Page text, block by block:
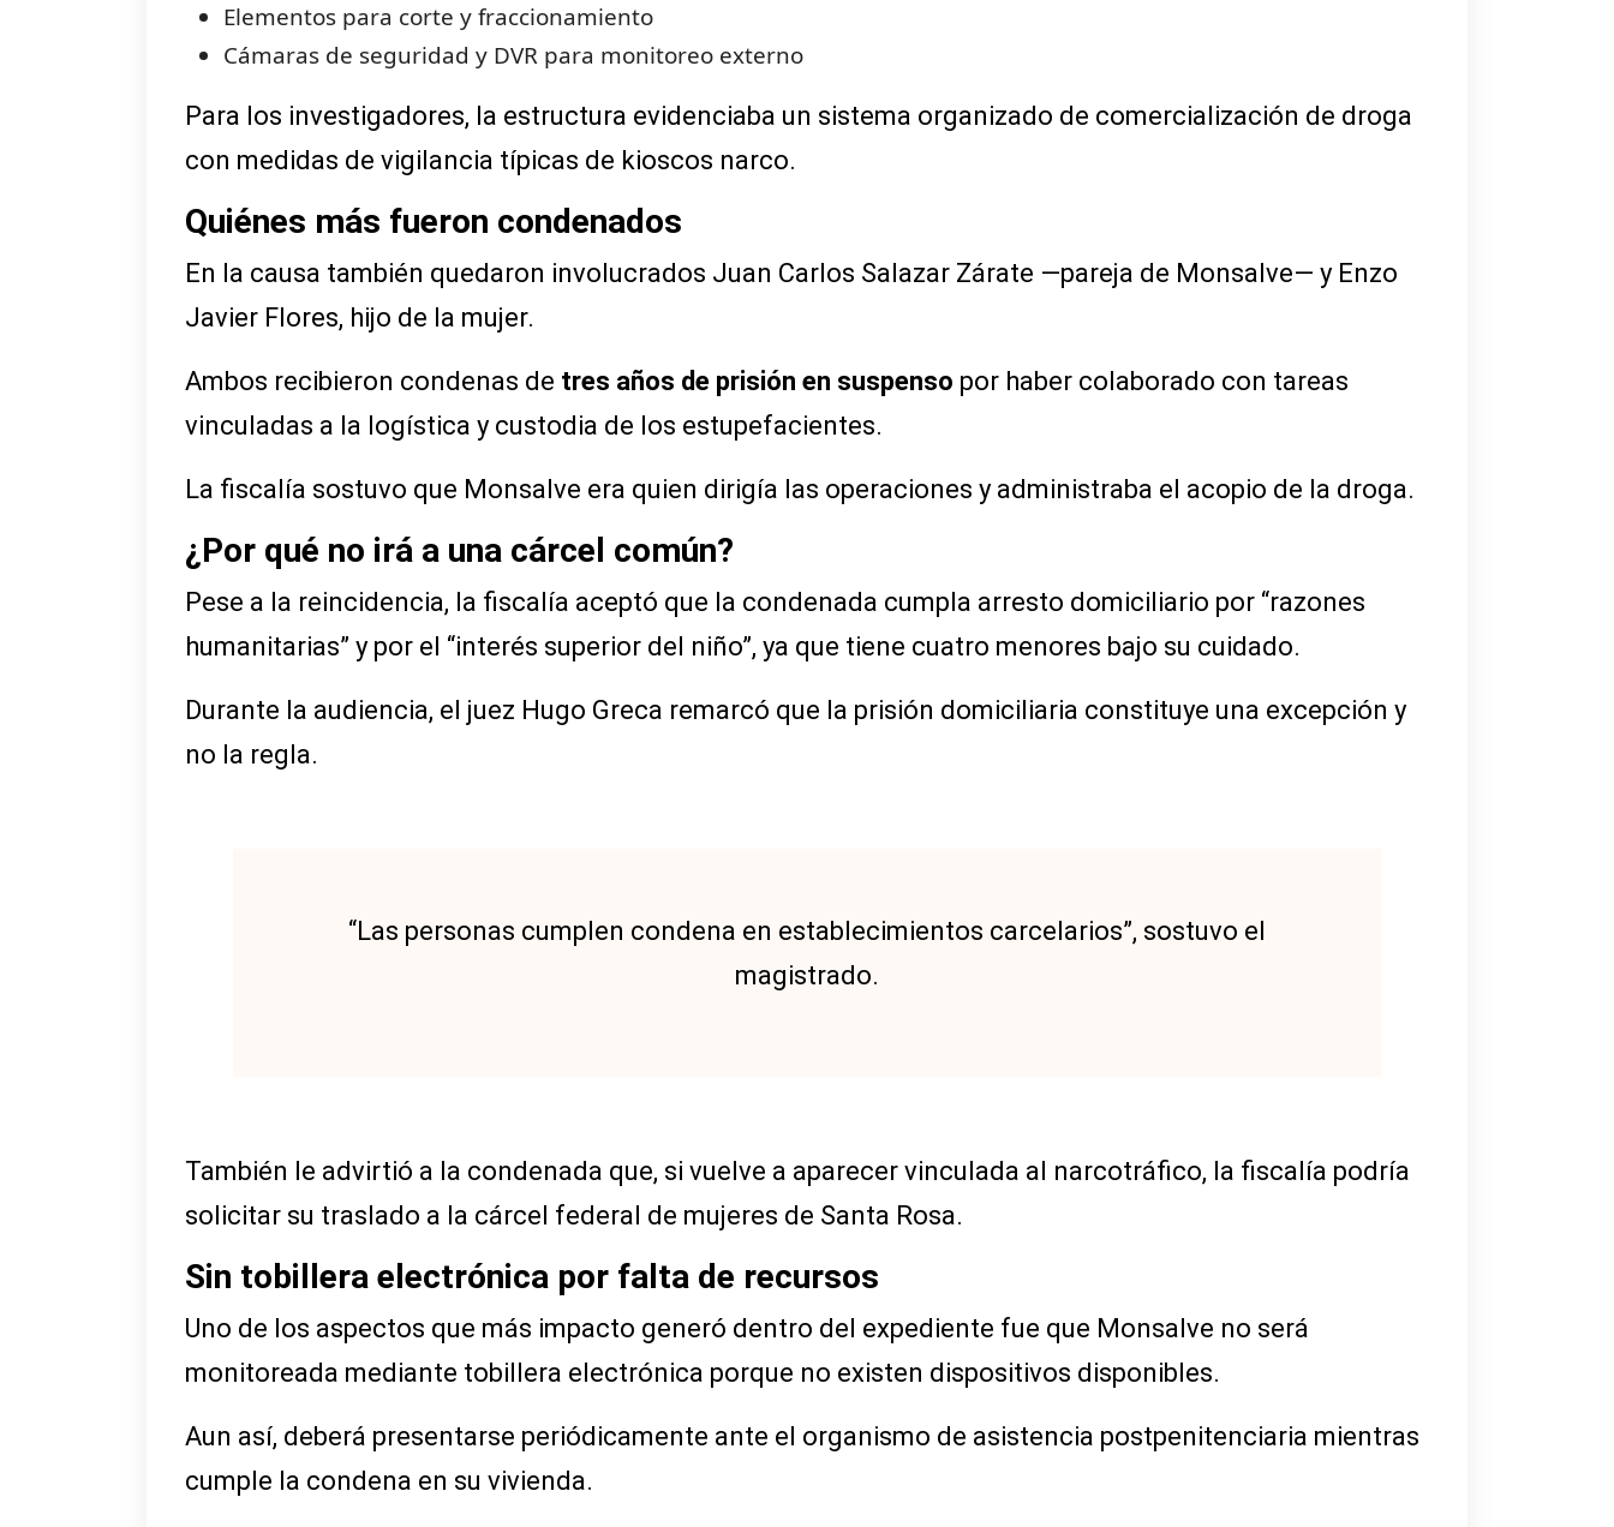
Elementos para corte y fraccionamiento
Cámaras de seguridad y DVR para monitoreo externo
Para los investigadores, la estructura evidenciaba un sistema organizado de comercialización de droga
con medidas de vigilancia típicas de kioscos narco.
Quiénes más fueron condenados
En la causa también quedaron involucrados Juan Carlos Salazar Zárate —pareja de Monsalve— y Enzo
Javier Flores, hijo de la mujer.
Ambos recibieron condenas de tres años de prisión en suspenso por haber colaborado con tareas
vinculadas a la logística y custodia de los estupefacientes.
La fiscalía sostuvo que Monsalve era quien dirigía las operaciones y administraba el acopio de la droga.
¿Por qué no irá a una cárcel común?
Pese a la reincidencia, la fiscalía aceptó que la condenada cumpla arresto domiciliario por “razones
humanitarias” y por el “interés superior del niño”, ya que tiene cuatro menores bajo su cuidado.
Durante la audiencia, el juez Hugo Greca remarcó que la prisión domiciliaria constituye una excepción y
no la regla.
“Las personas cumplen condena en establecimientos carcelarios”, sostuvo el
magistrado.
También le advirtió a la condenada que, si vuelve a aparecer vinculada al narcotráfico, la fiscalía podría
solicitar su traslado a la cárcel federal de mujeres de Santa Rosa.
Sin tobillera electrónica por falta de recursos
Uno de los aspectos que más impacto generó dentro del expediente fue que Monsalve no será
monitoreada mediante tobillera electrónica porque no existen dispositivos disponibles.
Aun así, deberá presentarse periódicamente ante el organismo de asistencia postpenitenciaria mientras
cumple la condena en su vivienda.